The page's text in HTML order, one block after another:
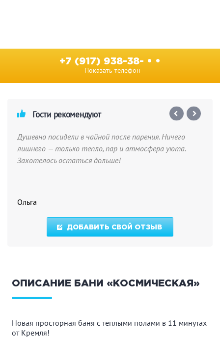
+7 (917) 938-38- • •
Показать телефон
ОПИСАНИЕ БАНИ «КОСМИЧЕСКАЯ»
Новая просторная баня с теплыми полами в 11 минутах
от Кремля!
Гости рекомендуют
Душевно посидели в чайной после парения. Ничего
лишнего — только тепло, пар и атмосфера уюта.
Захотелось остаться дольше!
Ольга
ДОБАВИТЬ СВОЙ ОТЗЫВ